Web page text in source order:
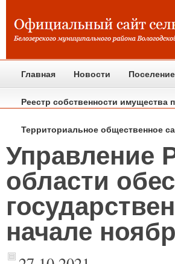
Главная Новости Поселение
Реестр собственности имущества
Территориальное общественное
Управление
области
начале